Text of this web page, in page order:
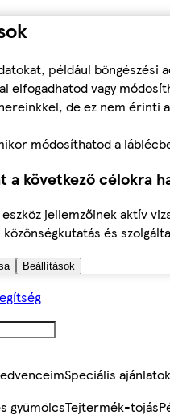
például böngészési
elfogadhatod vagy
de ez nem érinti
módosíthatod a
következő célokra
jellemzőinek aktív
és
Beállítások
Speciális ajánlatok
gyümölcsTejtermék-tojás